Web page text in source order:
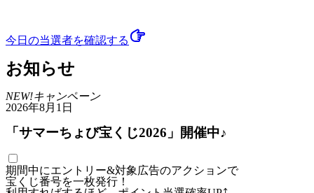
今日の当選者を確認する
お知らせ
NEW!キャンペーン
2026年8月1日
「サマーちょび宝くじ2026」開催中♪
期間中にエントリー&対象広告のアクションで
宝くじ番号を一枚発行！